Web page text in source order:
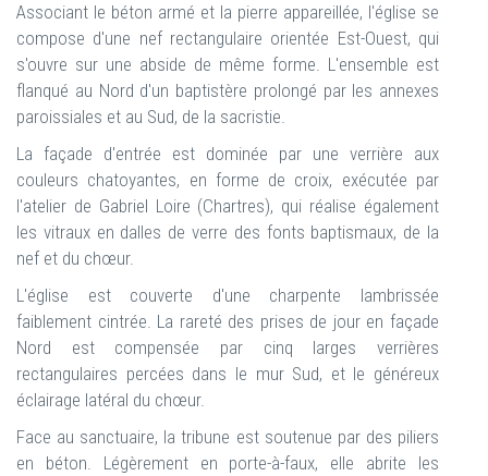
Associant le béton armé et la pierre appareillée, l'église se
compose d'une nef rectangulaire orientée Est-Ouest, qui
s'ouvre sur une abside de même forme. L'ensemble est
flanqué au Nord d'un baptistère prolongé par les annexes
paroissiales et au Sud, de la sacristie.
La façade d'entrée est dominée par une verrière aux
couleurs chatoyantes, en forme de croix, exécutée par
l'atelier de Gabriel Loire (Chartres), qui réalise également
les vitraux en dalles de verre des fonts baptismaux, de la
nef et du chœur.
L'église est couverte d'une charpente lambrissée
faiblement cintrée. La rareté des prises de jour en façade
Nord est compensée par cinq larges verrières
rectangulaires percées dans le mur Sud, et le généreux
éclairage latéral du chœur.
Face au sanctuaire, la tribune est soutenue par des piliers
en béton. Légèrement en porte-à-faux, elle abrite les